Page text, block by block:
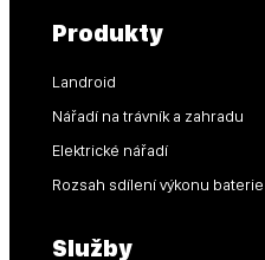
Produkty
Landroid
Nářadí na trávník a zahradu
Elektrické nářadí
Rozsah sdílení výkonu baterie
Služby